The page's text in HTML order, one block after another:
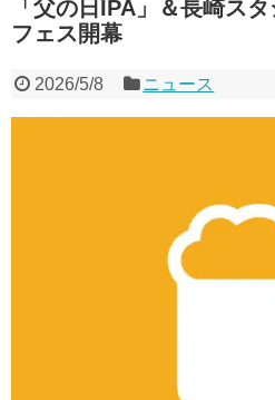
「父の日IPA」＆長崎ス
フェス開幕
2026/5/8 ニュース